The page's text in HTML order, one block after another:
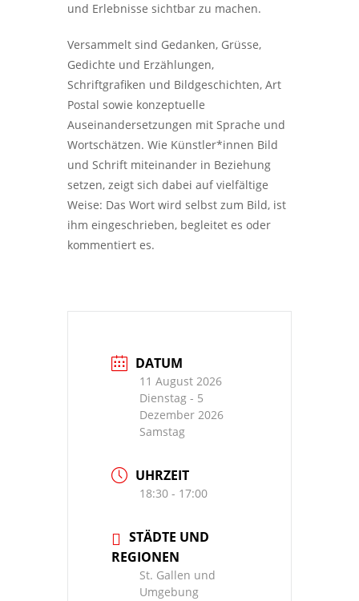
und Erlebnisse sichtbar zu machen.
Versammelt sind Gedanken, Grüsse,
Gedichte und Erzählungen,
Schriftgrafiken und Bildgeschichten, Art
Postal sowie konzeptuelle
Auseinandersetzungen mit Sprache und
Wortschätzen. Wie Künstler*innen Bild
und Schrift miteinander in Beziehung
setzen, zeigt sich dabei auf vielfältige
Weise: Das Wort wird selbst zum Bild, ist
ihm eingeschrieben, begleitet es oder
kommentiert es.
DATUM
11 August 2026
Dienstag - 5
Dezember 2026
Samstag
UHRZEIT
18:30 - 17:00
STÄDTE UND
REGIONEN
St. Gallen und
Umgebung